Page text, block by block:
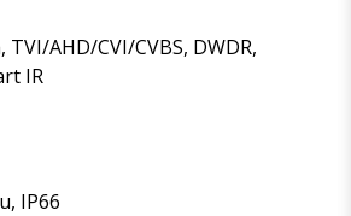
AHD/CVI/CVBS, DWDR,
IR
IP66